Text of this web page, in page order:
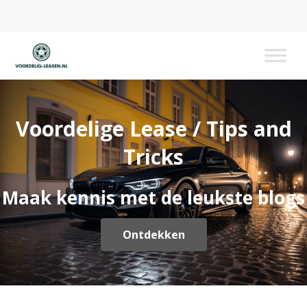
Voordelige Lease / Tips and
Tricks
Maak kennis met de leukste blogs
Ontdekken